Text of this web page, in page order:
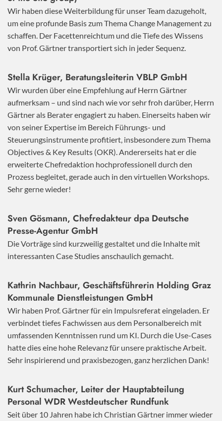
Wir haben diese Weiterbildung für unser Team dazugeholt,
um eine profunde Basis zum Thema Change Management zu
schaffen. Der Facettenreichtum und die Tiefe des Wissens
von Prof. Gärtner transportiert sich in jeder Sequenz.
Stella Krüger, Beratungsleiterin VBLP GmbH
Wir wurden über eine Empfehlung auf Herrn Gärtner
aufmerksam – und sind nach wie vor sehr froh darüber, Herrn
Gärtner als Berater engagiert zu haben. Einerseits haben wir
von seiner Expertise im Bereich Führungs- und
Steuerungsinstrumente profitiert, insbesondere zum Thema
Objectives & Key Results (OKR). Andererseits hat er die
erweiterte Chefredaktion hochprofessionell durch den
Prozess begleitet, gerade auch in den virtuellen Workshops.
Sehr gerne wieder!
Sven Gösmann, Chefredakteur dpa Deutsche
Presse-Agentur GmbH
Die Vorträge sind kurzweilig gestaltet und die Inhalte mit
interessanten Case Studies anschaulich gemacht.
Kathrin Nachbaur, Geschäftsführerin Holding Graz
Kommunale Dienstleistungen GmbH
Wir haben Prof. Gärtner für ein Impulsreferat eingeladen. Er
verbindet tiefes Fachwissen aus dem Personalbereich mit
umfassenden Kenntnissen rund um KI. Durch die Use-Cases
hatte dies eine hohe Relevanz für unsere praktische Arbeit.
Sehr inspirierend und praxisbezogen, ganz herzlichen Dank!
Kurt Schumacher, Leiter der Hauptabteilung
Personal WDR Westdeutscher Rundfunk
Seit über 10 Jahren habe ich Christian Gärtner immer wieder